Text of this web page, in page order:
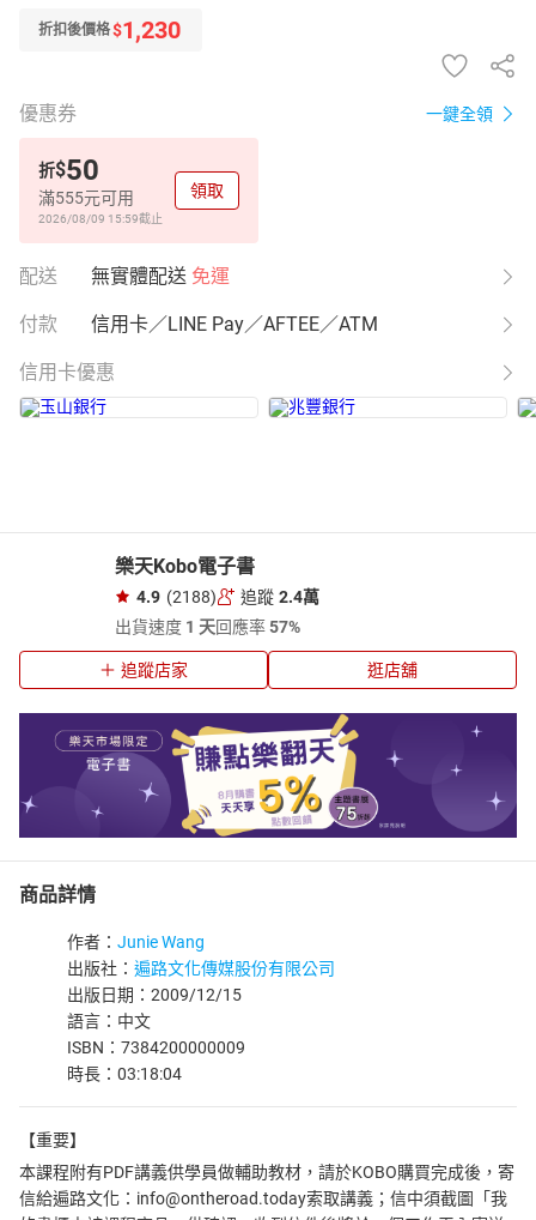
折扣後價格$1,230
優惠券 一鍵全領
折$50
滿555元可用
2026/08/09 15:59截止
領取
配送 無實體配送 免運
付款 信用卡／LINE Pay／AFTEE／ATM
信用卡優惠
樂天Kobo電子書
4.9 (2188) 追蹤 2.4萬
出貨速度 1 天回應率57%
追蹤店家 逛店舖
商品詳情
作者： Junie Wang
出版社： 遍路文化傳媒股份有限公司
出版日期：2009/12/15
語言：中文
ISBN：7384200000009
時長：03:18:04
【重要】
本課程附有PDF講義供學員做輔助教材，請於KOBO購買完成後，寄
信給遍路文化：info@ontheroad.today索取講義；信中須截圖「我